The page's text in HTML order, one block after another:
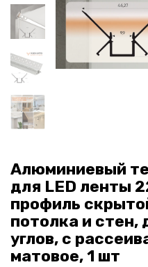
Алюминиевый
для LED ленты
профиль
потолка и стен,
углов, с
матовое, 1 шт